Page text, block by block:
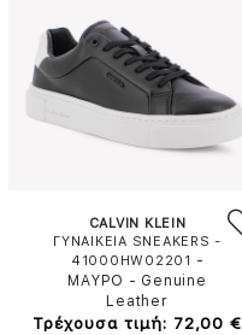
CALVIN KLEIN
ΓΥΝΑΙΚΕΙΑ SNEAKERS -
41000HW02201 -
ΜΑΥΡΟ - Genuine
Leather
Τρέχουσα τιμή: 72,00 €